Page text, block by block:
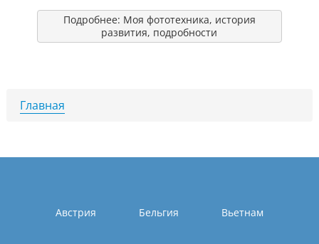
Подробнее: Моя фототехника, история
развития, подробности
Главная
Австрия Бельгия Вьетнам